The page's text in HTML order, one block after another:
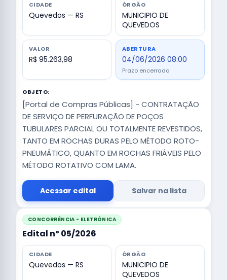
CIDADE
Quevedos — RS
ÓRGÃO
MUNICIPIO DE
QUEVEDOS
VALOR
R$ 95.263,98
ABERTURA
04/06/2026 08:00
Prazo encerrado
OBJETO:
[Portal de Compras Públicas] - CONTRATAÇÃO
DE SERVIÇO DE PERFURAÇÃO DE POÇOS
TUBULARES PARCIAL OU TOTALMENTE REVESTIDOS,
TANTO EM ROCHAS DURAS PELO MÉTODO ROTO-
PNEUMÁTICO, QUANTO EM ROCHAS FRIÁVEIS PELO
MÉTODO ROTATIVO COM LAMA.
Acessar edital Salvar na lista
CONCORRÊNCIA - ELETRÔNICA
Edital nº 05/2026
CIDADE
Quevedos — RS
ÓRGÃO
MUNICIPIO DE
QUEVEDOS